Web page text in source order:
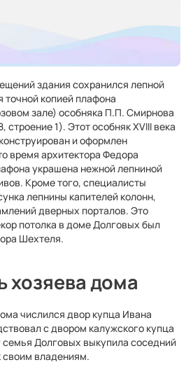
здания сохранился лепной
точной копией плафона
зале) особняка П.П. Смирнова
строение 1). Этот особняк XVIII века
и оформлен
время архитектора Федора
украшена нежной лепниной
Кроме того, специалисты
лепнины капителей колонн,
дверных порталов. Это
потолка в доме Долговых был
Шехтеля.
хозяева дома
числился двор купца Ивана
с двором калужского купца
семья Долговых выкупила соседний
своим владениям.